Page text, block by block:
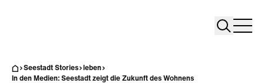
Search
Seestadt Stories
leben
In den Medien: Seestadt zeigt die Zukunft des Wohnens